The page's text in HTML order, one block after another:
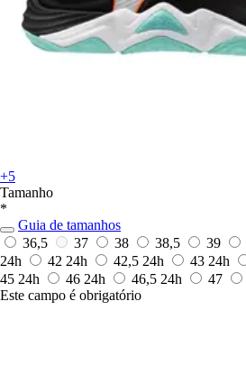
+5
Tamanho
*
Guia de tamanhos
36,5
37 38 38,5 39
24h
42 24h 42,5 24h 43 24h
45 24h 46 24h 46,5 24h 47
Este campo é obrigatório